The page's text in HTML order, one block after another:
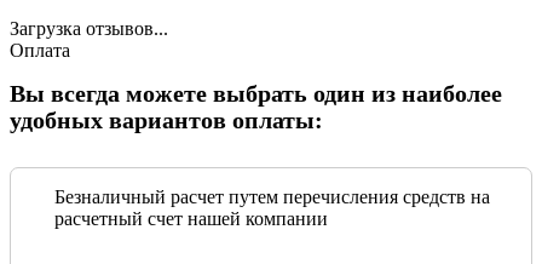
Загрузка отзывов...
Оплата
Вы всегда можете выбрать один из наиболее
удобных вариантов оплаты:
Безналичный расчет путем перечисления средств на
расчетный счет нашей компании